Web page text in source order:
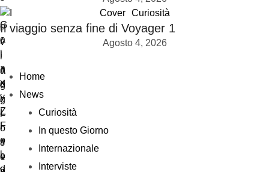
Cover
Curiosità
Il viaggio senza fine di Voyager 1
Agosto 4, 2026
Home
News
Curiosità
In questo Giorno
Internazionale
Interviste